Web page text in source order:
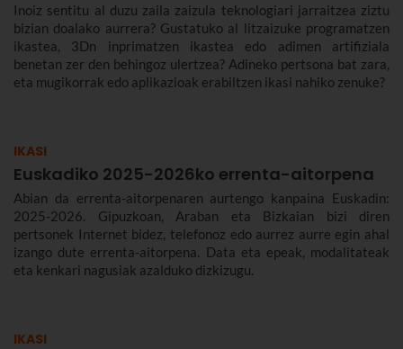
Inoiz sentitu al duzu zaila zaizula teknologiari jarraitzea ziztu
bizian doalako aurrera? Gustatuko al litzaizuke programatzen
ikastea, 3Dn inprimatzen ikastea edo adimen artifiziala
benetan zer den behingoz ulertzea? Adineko pertsona bat zara,
eta mugikorrak edo aplikazioak erabiltzen ikasi nahiko zenuke?
IKASI
Euskadiko 2025-2026ko errenta-aitorpena
Abian da errenta-aitorpenaren aurtengo kanpaina Euskadin:
2025-2026. Gipuzkoan, Araban eta Bizkaian bizi diren
pertsonek Internet bidez, telefonoz edo aurrez aurre egin ahal
izango dute errenta-aitorpena. Data eta epeak, modalitateak
eta kenkari nagusiak azalduko dizkizugu.
IKASI